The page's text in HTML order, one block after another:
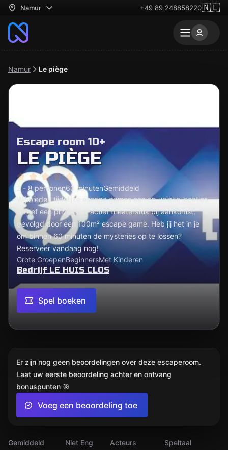
Namur +49 89 248858220🇳🇱
Namur Le piège
Escape room 10+
LE PIÈGE
2 - 8 personen60 minutenGemiddeld
Wij bieden tijdelijke escape games aan op unieke locaties.
Beleef een privé inter-actief theaterstuk bij aankomst,
gevolgd door een 100m² escape game. Heb jij het in je
om binnen 60 minuten de mysteries op te lossen?
Reserveer vandaag nog!
Grote GroepenBeginnersMet Kinderen
Bedrijf LE HUIS CLOS
Spel boeken
Gemiddeld
Niet Eng
Acteurs
Speltaal
Er zijn nog geen beoordelingen over deze escaperoom.
Laat uw eerste beoordeling achter en ontvang
bonuspunten 🎯
Voeg een beoordeling toe